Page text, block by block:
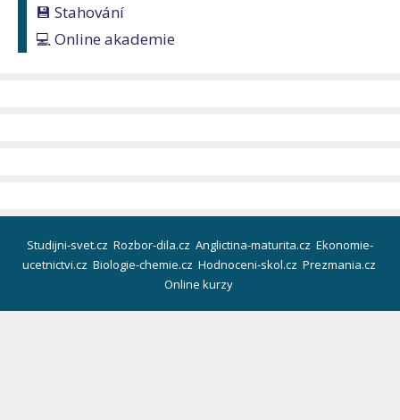
💾 Stahování
💻 Online akademie
Studijni-svet.cz Rozbor-dila.cz Anglictina-maturita.cz Ekonomie-
ucetnictvi.cz Biologie-chemie.cz Hodnoceni-skol.cz Prezmania.cz
Online kurzy